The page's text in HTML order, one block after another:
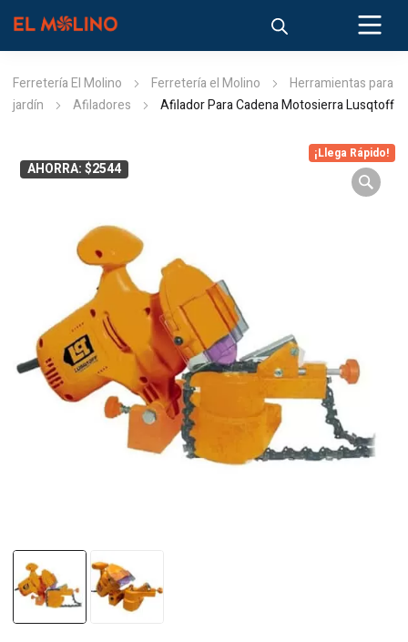
Ferretería El Molino Ferretería el Molino
Herramientas para
jardín
Afiladores Afilador Para Cadena Motosierra Lusqtoff
AHORRA: $2544
¡Llega Rápido!